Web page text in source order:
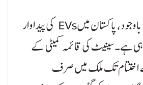
حکومتی اقدامات کے باوجود، پاکستان میں EVs کی پیداوار
ہے۔ سینیٹ کی قائمہ کمیٹی کے
2024 کے اختتام تک ملک میں صرف